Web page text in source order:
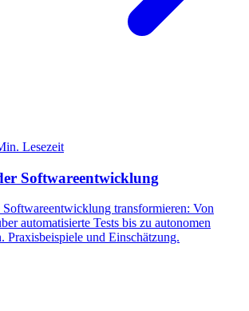
Lesezeit
Softwareentwicklung
transformieren: Von
automatisierte Tests bis zu autonomen
Praxisbeispiele und Einschätzung.